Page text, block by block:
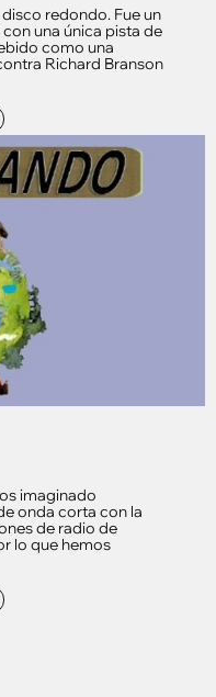
redondo. Fue un
una única pista de
como una
Richard Branson
imaginado
onda corta con la
de radio de
lo que hemos